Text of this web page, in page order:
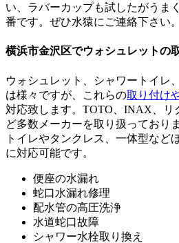
い、ラバーカップも試したがうま
番です。ぜひ水猿にご連絡下さい。
横浜市金沢区でウォシュレットの
ウォシュレット、シャワートイレ
は様々ですが、これらの取り付け
対応致します。TOTO、INAX、リ
ど多数メーカーを取り扱っており
トイレやタンクレス、一体型など
に対応可能です。
便座の水漏れ
蛇口水漏れ修理
配水管の高圧洗浄
水道蛇口故障
シャワー水栓取り換え